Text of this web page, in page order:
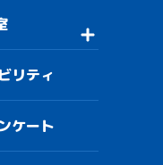
リティ
ケート